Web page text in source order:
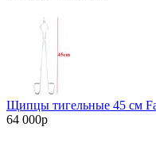
Щипцы тигельные 45 см
64 000p